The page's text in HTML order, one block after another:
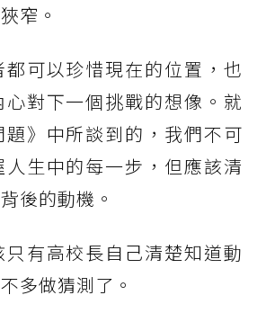
窄。
可以珍惜現在的位置，也
對下一個挑戰的想像。就
》中所談到的，我們不可
生中的每一步，但應該清
後的動機。
有高校長自己清楚知道動
多做猜測了。